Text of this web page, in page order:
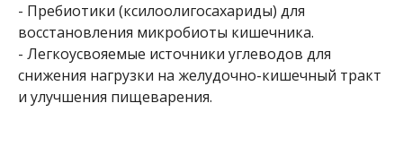
- Пребиотики (ксилоолигосахариды) для
восстановления микробиоты кишечника.
- Легкоусвояемые источники углеводов для
снижения нагрузки на желудочно-кишечный тракт
и улучшения пищеварения.